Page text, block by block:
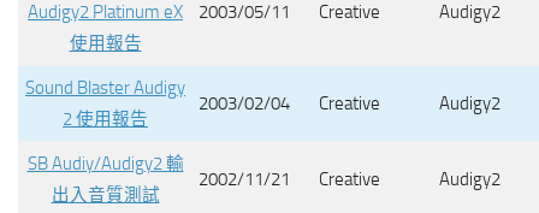
Audigy2 Platinum eX
使用報告
2003/05/11 Creative Audigy2
Sound Blaster Audigy
2 使用報告
2003/02/04 Creative Audigy2
SB Audiy/Audigy2 輸
出入音質測試
2002/11/21 Creative Audigy2